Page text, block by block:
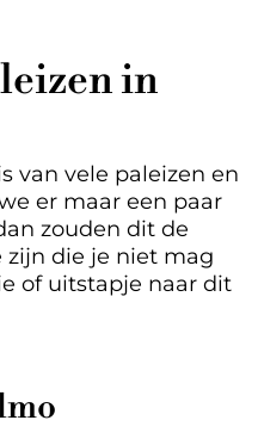
in
van vele paleizen en
er maar een paar
zouden dit de
die je niet mag
of uitstapje naar dit